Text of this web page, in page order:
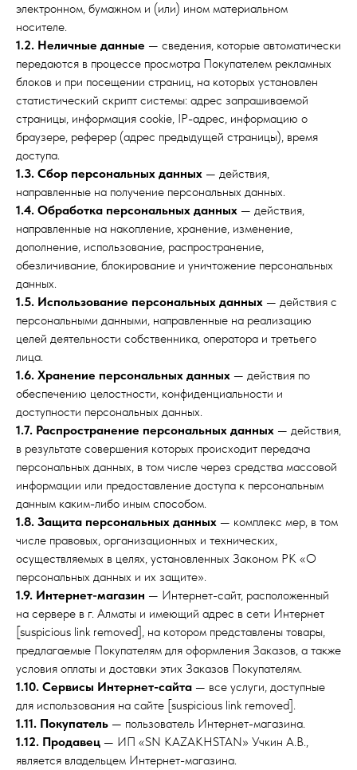
электронном, бумажном и (или) ином материальном
носителе.
1.2. Неличные данные — сведения, которые автоматически
передаются в процессе просмотра Покупателем рекламных
блоков и при посещении страниц, на которых установлен
статистический скрипт системы: адрес запрашиваемой
страницы, информация cookie, IP-адрес, информацию о
браузере, реферер (адрес предыдущей страницы), время
доступа.
1.3. Сбор персональных данных — действия,
направленные на получение персональных данных.
1.4. Обработка персональных данных — действия,
направленные на накопление, хранение, изменение,
дополнение, использование, распространение,
обезличивание, блокирование и уничтожение персональных
данных.
1.5. Использование персональных данных — действия с
персональными данными, направленные на реализацию
целей деятельности собственника, оператора и третьего
лица.
1.6. Хранение персональных данных — действия по
обеспечению целостности, конфиденциальности и
доступности персональных данных.
1.7. Распространение персональных данных — действия,
в результате совершения которых происходит передача
персональных данных, в том числе через средства массовой
информации или предоставление доступа к персональным
данным каким-либо иным способом.
1.8. Защита персональных данных — комплекс мер, в том
числе правовых, организационных и технических,
осуществляемых в целях, установленных Законом РК «О
персональных данных и их защите».
1.9. Интернет-магазин — Интернет-сайт, расположенный
на сервере в г. Алматы и имеющий адрес в сети Интернет
[suspicious link removed], на котором представлены товары,
предлагаемые Покупателям для оформления Заказов, а также
условия оплаты и доставки этих Заказов Покупателям.
1.10. Сервисы Интернет-сайта — все услуги, доступные
для использования на сайте [suspicious link removed].
1.11. Покупатель — пользователь Интернет-магазина.
1.12. Продавец — ИП «SN KAZAKHSTAN» Учкин А.В.,
является владельцем Интернет-магазина.